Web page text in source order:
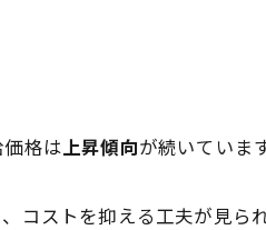
格は上昇傾向が続いています
コストを抑える工夫が見られ